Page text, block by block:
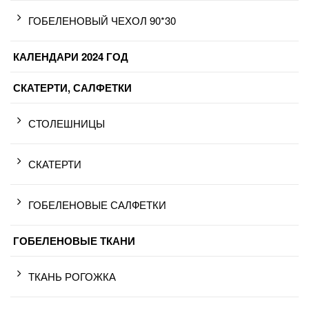
ГОБЕЛЕНОВЫЙ ЧЕХОЛ 90*30
КАЛЕНДАРИ 2024 ГОД
СКАТЕРТИ, САЛФЕТКИ
СТОЛЕШНИЦЫ
СКАТЕРТИ
ГОБЕЛЕНОВЫЕ САЛФЕТКИ
ГОБЕЛЕНОВЫЕ ТКАНИ
ТКАНЬ РОГОЖКА